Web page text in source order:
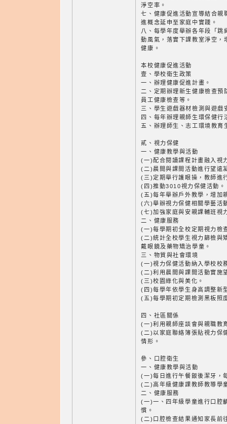
淨空率。
七、健康促進活動宣導結合親
進概念延申至家庭中實踐。
八、每學年度舉辦各年段「跳
動風氣，落實下課教室淨空，
健康。
本校健康促進活動
壹、學校衛生政策
一、辦理健康促進計畫。
二、定期辦理新生健康檢查預
員工健康檢查等。
三、學生遊戲器材檢測與遊戲
四、每年辦理親師生環保健行
五、辦理師生、志工環境教育
貳、視力保健
一、健康教學與活動
(一)配合閱讀課程計畫融入視
(二)晨間與課間活動進行望遠
(三)定期舉行護眼操，教師進
(四)推動3010視力保健活動。
(五)每年舉辦戶外教學，增加
(六)舉辦視力保健相關學藝活
(七)加強家庭與安親課輔班視
二、健康服務
(一)每學期初全校定期視力檢
(二)統計全校學生視力篩檢與
戴眼鏡及藥物矯治學童。
三、物質與社會環境
(一)視力保健活動納入學校校
(二)利用晨間與課間活動實施
(三)校園綠化與美化。
(四)每學年依學生身高調整新
(五)每學期初定期檢測黑板照
四、社區關係
(一)利用親師座談會與親職教
(二)以家庭聯絡簿張貼視力保
情形。
參、口腔衛生
一、健康教學與活動
(一)每日進行午餐飯後潔牙，
(二)高年級健康課教師教導學
二、健康服務
(一)一、四年級學童進行口腔
慣。
(二)口腔檢查結果通知家長前